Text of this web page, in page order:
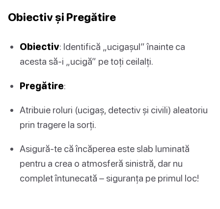
Obiectiv și Pregătire
Obiectiv: Identifică „ucigașul” înainte ca
acesta să-i „ucigă” pe toți ceilalți.
Pregătire:
Atribuie roluri (ucigaș, detectiv și civili) aleatoriu
prin tragere la sorți.
Asigură-te că încăperea este slab luminată
pentru a crea o atmosferă sinistră, dar nu
complet întunecată – siguranța pe primul loc!